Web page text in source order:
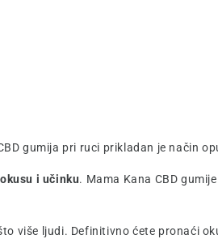
gumija pri ruci prikladan je način
i učinku. Mama Kana CBD
više ljudi. Definitivno ćete pronaći